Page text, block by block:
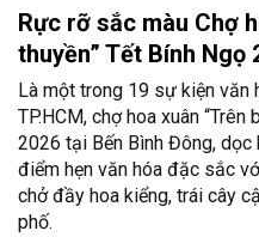
Rực rỡ sắc màu Chợ
thuyền” Tết Bính Ngọ
Là một trong 19 sự kiện văn
TP.HCM, chợ hoa xuân
2026 tại Bến Bình Đông, dọc
điểm hẹn văn hóa đặc sắc
chở đầy hoa kiểng, trái cây
phố.